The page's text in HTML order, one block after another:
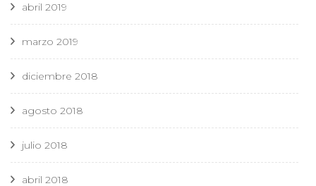
abril 2019
marzo 2019
diciembre 2018
agosto 2018
julio 2018
abril 2018